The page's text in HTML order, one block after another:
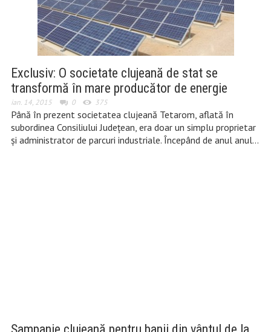
Exclusiv: O societate clujeană de stat se
transformă în mare producător de energie
ian. 14, 2015 0 375
Până în prezent societatea clujeană Tetarom, aflată în
subordinea Consiliului Județean, era doar un simplu proprietar
și administrator de parcuri industriale. Începând de anul anul…